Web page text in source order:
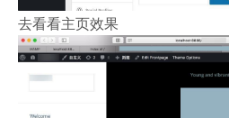
去看看主页效果